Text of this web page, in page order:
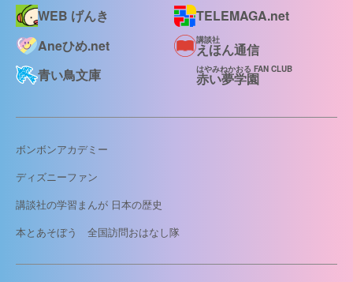
WEB げんき
TELEMAGA.net
Aneひめ.net
講談社
えほん通信
青い鳥文庫
はやみねかおる FAN CLUB
赤い夢学園
ボンボンアカデミー
ディズニーファン
講談社の学習まんが 日本の歴史
本とあそぼう 全国訪問おはなし隊